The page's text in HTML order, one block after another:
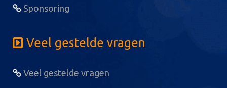
Sponsoring
Veel gestelde vragen
Veel gestelde vragen